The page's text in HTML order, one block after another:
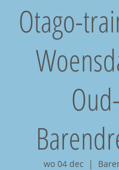
Otago-
Oud-
wo 04 dec
  |